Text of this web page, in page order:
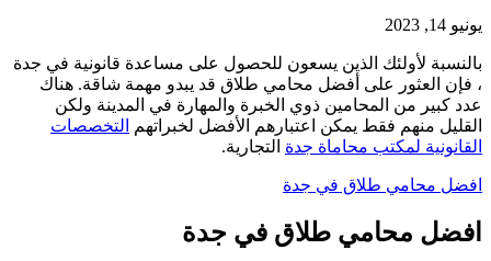
يونيو 14, 2023
بالنسبة لأولئك الذين يسعون للحصول على مساعدة قانونية في جدة
، فإن العثور على أفضل محامي طلاق قد يبدو مهمة شاقة. هناك
عدد كبير من المحامين ذوي الخبرة والمهارة في المدينة ولكن
القليل منهم فقط يمكن اعتبارهم الأفضل لخبراتهم التخصصات
القانونية لمكتب محاماة جدة التجارية.
افضل محامي طلاق في جدة
افضل محامي طلاق في جدة